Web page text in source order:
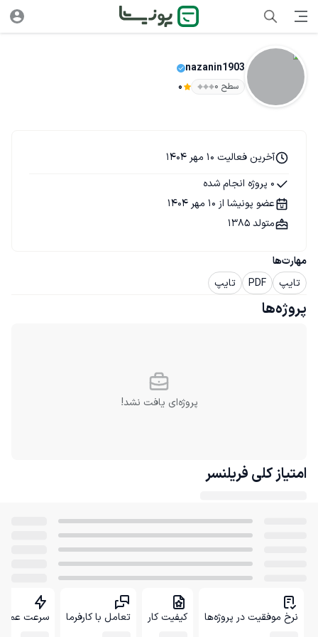
nazanin1903
سطح ۰ 0
مهارت‌ها
تایپ
PDF تایپ
آخرین فعالیت 10 مهر 1404
0 پروژه انجام شده
عضو پونیشا از 10 مهر 1404
متولد 1385
پروژه‌ها
پروژه‌ای یافت نشد!
امتیاز کلی فریلنسر
نرخ موفقیت در پروژه‌ها کیفیت کار تعامل با کارفرما سرعت عمل